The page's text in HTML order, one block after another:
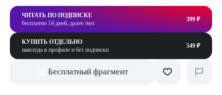
ЧИТАТЬ ПО ПОДПИСКЕ
бесплатно 14 дней, далее /мес
399 ₽
КУПИТЬ ОТДЕЛЬНО
навсегда в профиле и без подписки
549 ₽
Бесплатный фрагмент